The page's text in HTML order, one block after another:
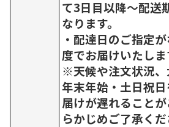
て3日目以降～配送
なります。
・配達日のご指定
度でお届けいたしま
※天候や注文状況、
年末年始・土日祝
届けが遅れること
らかじめご了承くだ